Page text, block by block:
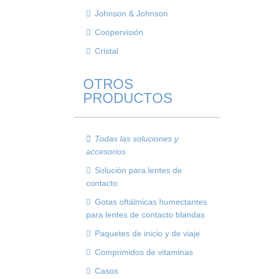
Johnson & Johnson
Coopervisión
Cristal
OTROS
PRODUCTOS
Todas las soluciones y
accesorios
Solución para lentes de
contacto
Gotas oftálmicas humectantes
para lentes de contacto blandas
Paquetes de inicio y de viaje
Comprimidos de vitaminas
Casos